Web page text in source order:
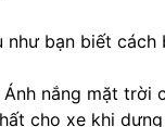
như bạn biết
Ánh nắng mặt trời
cho xe khi